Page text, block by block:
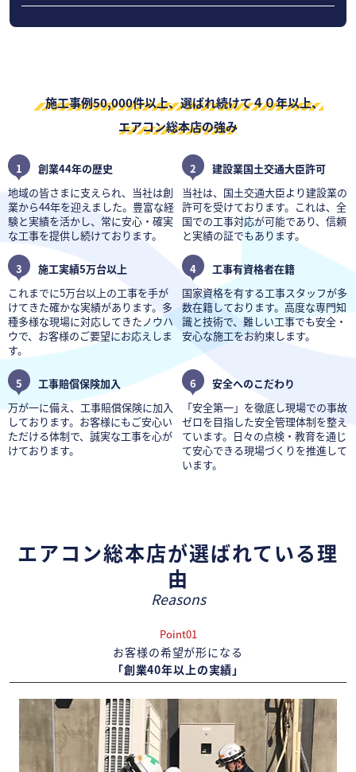
施工事例50,000件以上、選ばれ続けて４０年以上、
エアコン総本店の強み
1
創業44年の歴史
地域の皆さまに支えられ、当社は創
業から44年を迎えました。豊富な経
験と実績を活かし、常に安心・確実
な工事を提供し続けております。
2
建設業国土交通大臣許可
当社は、国土交通大臣より建設業の
許可を受けております。これは、全
国での工事対応が可能であり、信頼
と実績の証でもあります。
3
施工実績5万台以上
これまでに5万台以上の工事を手が
けてきた確かな実績があります。多
種多様な現場に対応してきたノウハ
ウで、お客様のご要望にお応えしま
す。
4
工事有資格者在籍
国家資格を有する工事スタッフが多
数在籍しております。高度な専門知
識と技術で、難しい工事でも安全・
安心な施工をお約束します。
5
工事賠償保険加入
万が一に備え、工事賠償保険に加入
しております。お客様にもご安心い
ただける体制で、誠実な工事を心が
けております。
6
安全へのこだわり
「安全第一」を徹底し現場での事故
ゼロを目指した安全管理体制を整え
ています。日々の点検・教育を通じ
て安心できる現場づくりを推進して
います。
エアコン総本店が選ばれている理
由
Reasons
Point01
お客様の希望が形になる
「創業40年以上の実績」